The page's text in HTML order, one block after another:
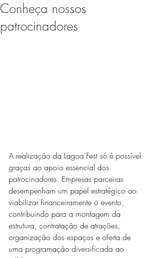
Conheça nossos
patrocinadores
A realização da Lagoa Fest só é possível
graças ao apoio essencial dos
patrocinadores. Empresas parceiras
desempenham um papel estratégico ao
viabilizar financeiramente o evento,
contribuindo para a montagem da
estrutura, contratação de atrações,
organização dos espaços e oferta de
uma programação diversificada ao